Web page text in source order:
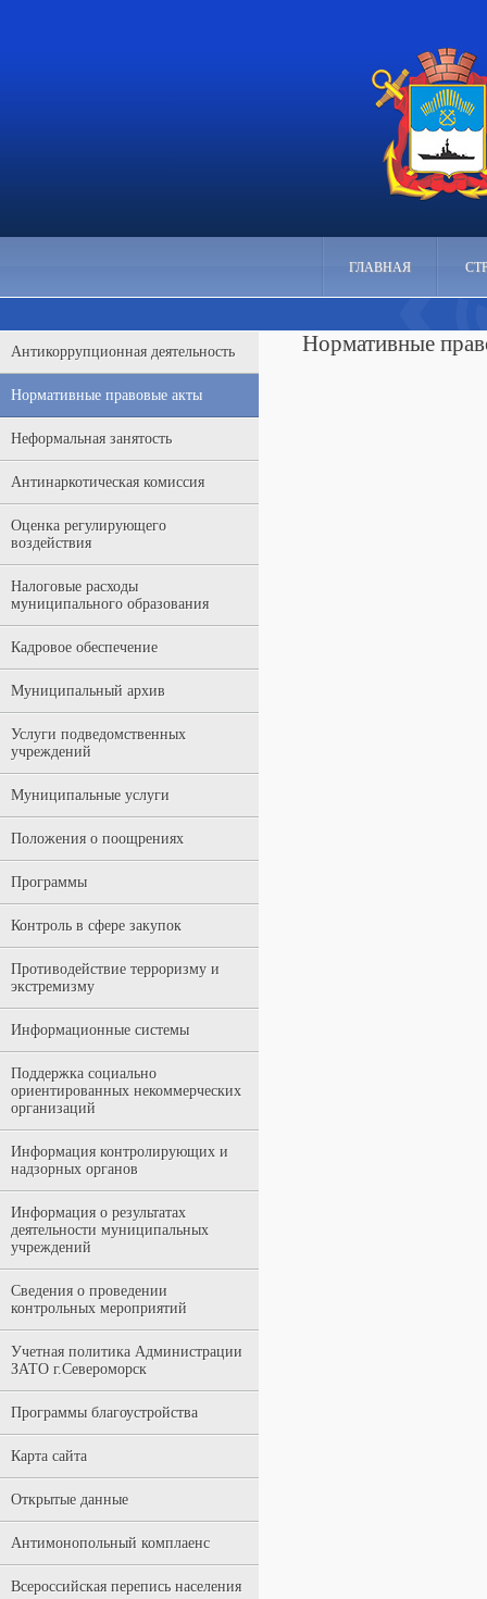
ГЛАВНАЯ
Антикоррупционная деятельность
Нормативные правовые акты
Неформальная занятость
Антинаркотическая комиссия
Оценка регулирующего
воздействия
Налоговые расходы
муниципального образования
Кадровое обеспечение
Муниципальный архив
Услуги подведомственных
учреждений
Муниципальные услуги
Положения о поощрениях
Программы
Контроль в сфере закупок
Противодействие терроризму и
экстремизму
Информационные системы
Поддержка социально
ориентированных некоммерческих
организаций
Информация контролирующих и
надзорных органов
Информация о результатах
деятельности муниципальных
учреждений
Сведения о проведении
контрольных мероприятий
Учетная политика Администрации
ЗАТО г.Североморск
Программы благоустройства
Карта сайта
Открытые данные
Антимонопольный комплаенс
Всероссийская перепись населения
Нормативные